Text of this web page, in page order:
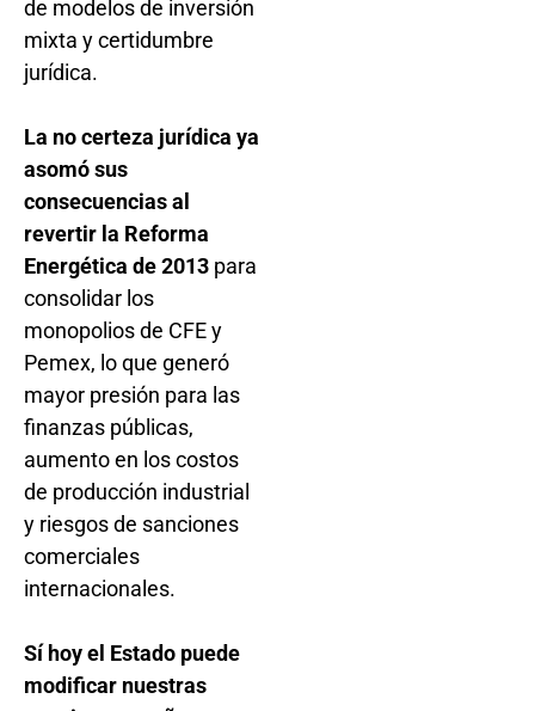
de modelos de inversión
mixta y certidumbre
jurídica.
La no certeza jurídica ya
asomó sus
consecuencias al
revertir la Reforma
Energética de 2013 para
consolidar los
monopolios de CFE y
Pemex, lo que generó
mayor presión para las
finanzas públicas,
aumento en los costos
de producción industrial
y riesgos de sanciones
comerciales
internacionales.
Sí hoy el Estado puede
modificar nuestras